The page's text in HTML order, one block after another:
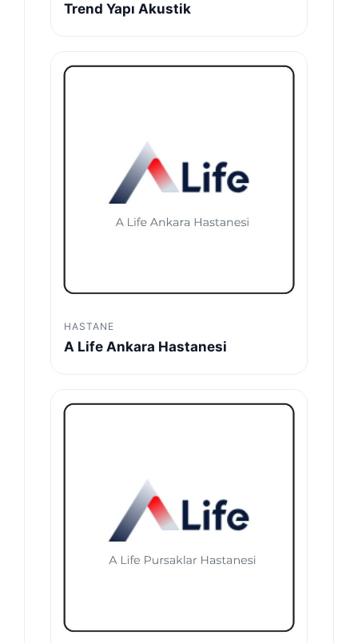
Trend Yapı Akustik
HASTANE
A Life Ankara Hastanesi